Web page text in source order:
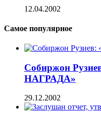
12.04.2002
Самое популярное
Собиржон
НАГРАДА»
29.12.2002